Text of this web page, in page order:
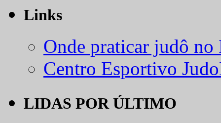
Links
Onde praticar judô
Centro Esportivo
LIDAS POR ÚLTIMO